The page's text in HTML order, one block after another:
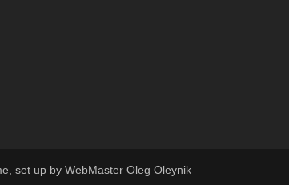
set up by WebMaster Oleg Oleynik